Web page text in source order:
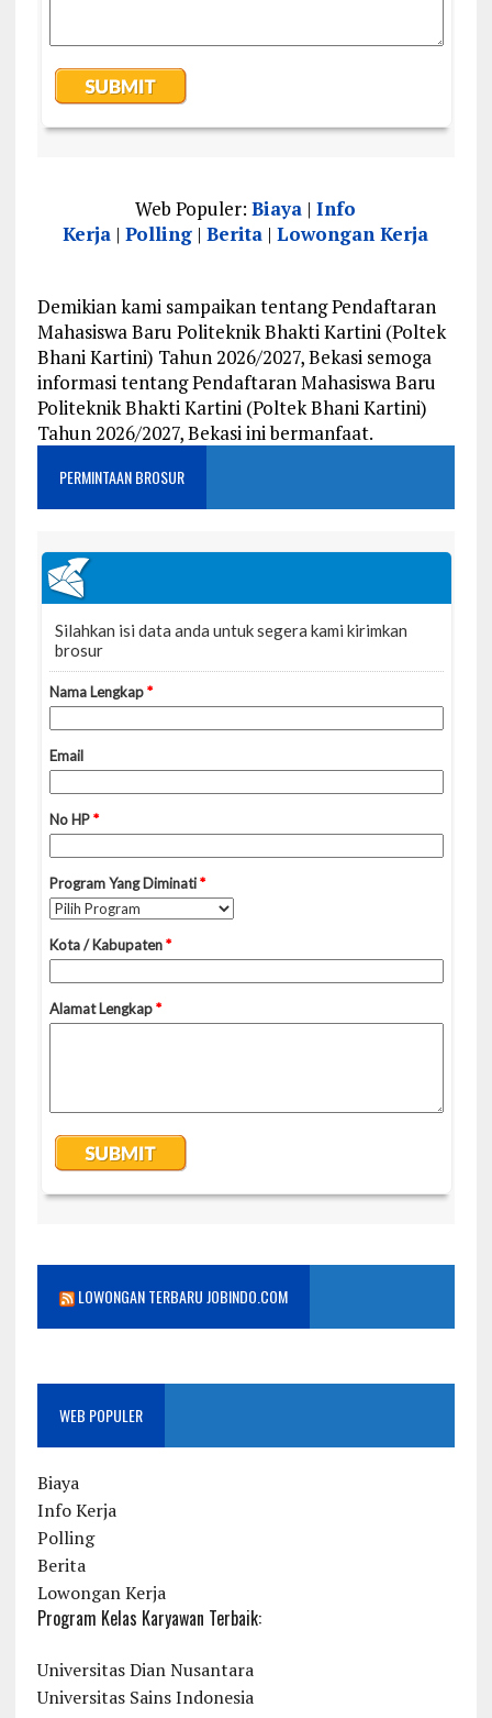
Web Populer:Biaya |Info
Kerja |Polling |Berita |Lowongan Kerja
Demikian kami sampaikan tentang Pendaftaran
Mahasiswa Baru Politeknik Bhakti Kartini (Poltek
Bhani Kartini) Tahun 2026/2027, Bekasi semoga
informasi tentang Pendaftaran Mahasiswa Baru
Politeknik Bhakti Kartini (Poltek Bhani Kartini)
Tahun 2026/2027, Bekasi ini bermanfaat.
PERMINTAAN BROSUR
LOWONGAN TERBARU JOBINDO.COM
WEB POPULER
Biaya
Info Kerja
Polling
Berita
Lowongan Kerja
Program Kelas Karyawan Terbaik:
Universitas Dian Nusantara
Universitas Sains Indonesia